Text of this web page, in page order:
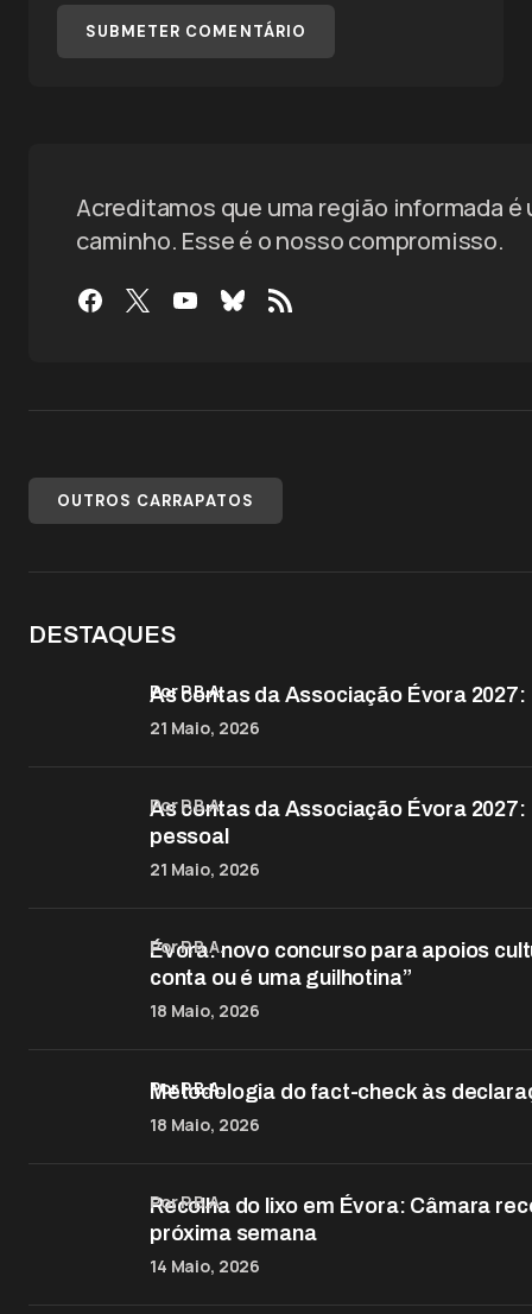
SUBMETER COMENTÁRIO
Acreditamos que uma região informada
caminho. Esse é o nosso compromisso.
OUTROS CARRAPATOS
DESTAQUES
As contas da Associação Évora
por P.B.A.
21 Maio, 2026
As contas da Associação Évora
pessoal
por P.B.A.
21 Maio, 2026
Évora: novo concurso para apoios
conta ou é uma guilhotina”
por P.B.A.
18 Maio, 2026
Metodologia do fact-check às
por P.B.A.
18 Maio, 2026
Recolha do lixo em Évora: Câmara
próxima semana
por P.B.A.
14 Maio, 2026